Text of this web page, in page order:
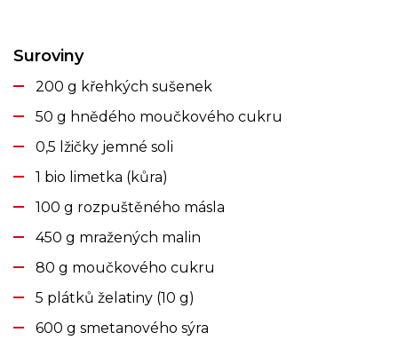
Suroviny
200 g křehkých sušenek
50 g hnědého moučkového cukru
0,5 lžičky jemné soli
1 bio limetka (kůra)
100 g rozpuštěného másla
450 g mražených malin
80 g moučkového cukru
5 plátků želatiny (10 g)
600 g smetanového sýra